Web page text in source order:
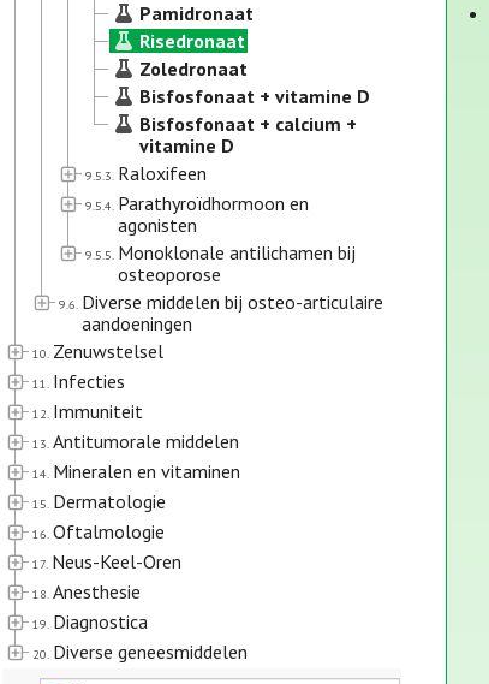
Pamidronaat
Risedronaat
Zoledronaat
Bisfosfonaat + vitamine D
Bisfosfonaat + calcium +
vitamine D
9.5.3. Raloxifeen
9.5.4. Parathyroïdhormoon en
agonisten
9.5.5. Monoklonale antilichamen bij
osteoporose
9.6. Diverse middelen bij osteo-articulaire
aandoeningen
10. Zenuwstelsel
11. Infecties
12. Immuniteit
13. Antitumorale middelen
14. Mineralen en vitaminen
15. Dermatologie
16. Oftalmologie
17. Neus-Keel-Oren
18. Anesthesie
19. Diagnostica
20. Diverse geneesmiddelen